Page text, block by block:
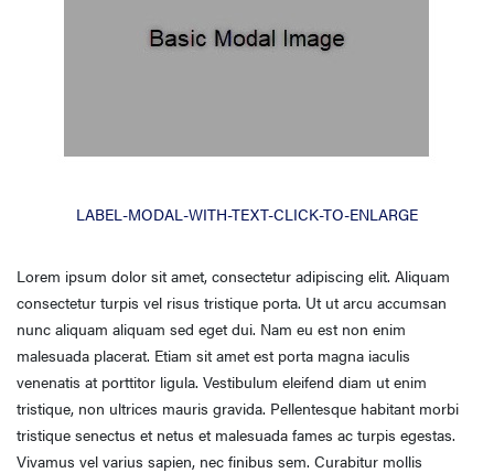
LABEL-MODAL-WITH-TEXT-CLICK-TO-ENLARGE
Lorem ipsum dolor sit amet, consectetur adipiscing elit. Aliquam
consectetur turpis vel risus tristique porta. Ut ut arcu accumsan
nunc aliquam aliquam sed eget dui. Nam eu est non enim
malesuada placerat. Etiam sit amet est porta magna iaculis
venenatis at porttitor ligula. Vestibulum eleifend diam ut enim
tristique, non ultrices mauris gravida. Pellentesque habitant morbi
tristique senectus et netus et malesuada fames ac turpis egestas.
Vivamus vel varius sapien, nec finibus sem. Curabitur mollis